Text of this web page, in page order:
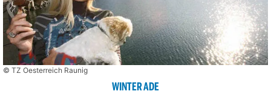
© TZ Oesterreich Raunig
WINTER ADE